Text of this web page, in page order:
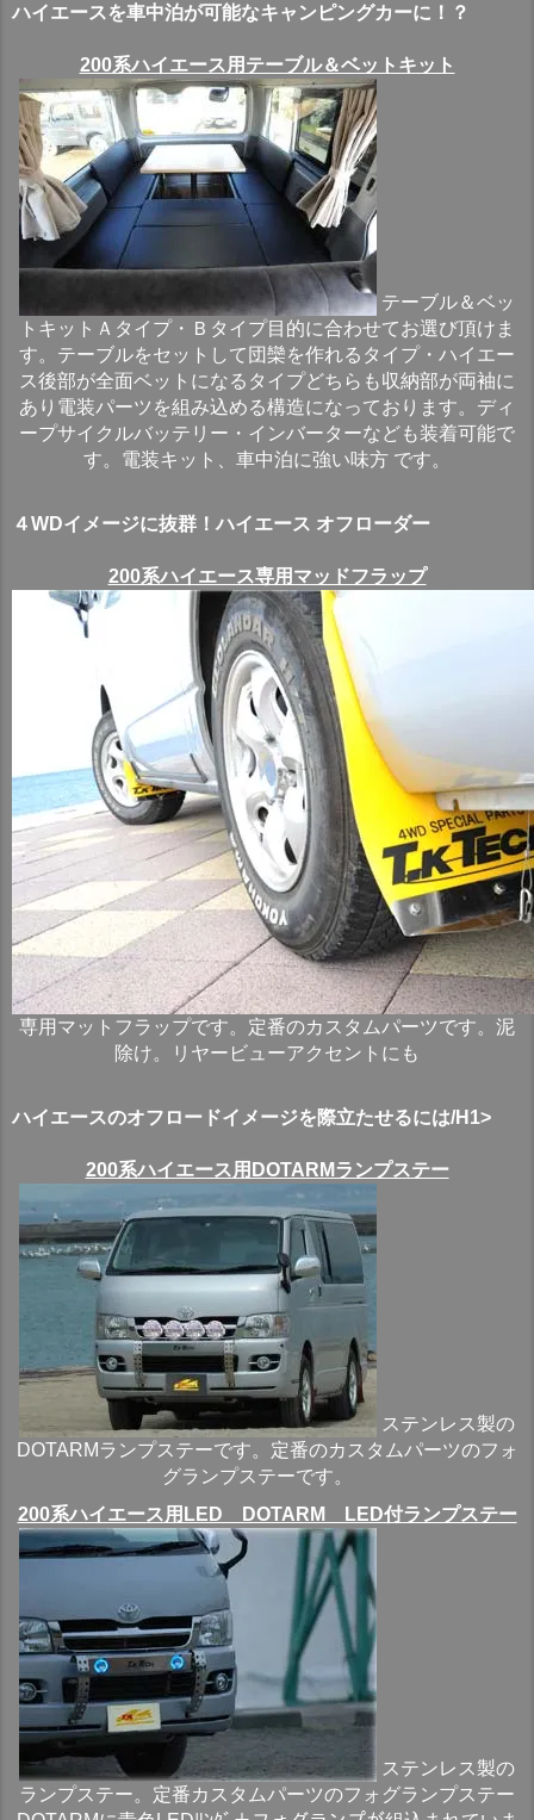
ハイエースを車中泊が可能なキャンピングカーに！？
200系ハイエース用テーブル＆ベットキット
テーブル＆ベッ
トキットＡタイプ・Ｂタイプ目的に合わせてお選び頂けま
す。テーブルをセットして団欒を作れるタイプ・ハイエー
ス後部が全面ベットになるタイプどちらも収納部が両袖に
あり電装パーツを組み込める構造になっております。ディ
ープサイクルバッテリー・インバーターなども装着可能で
す。電装キット、車中泊に強い味方 です。
４WDイメージに抜群！ハイエース オフローダー
200系ハイエース専用マッドフラップ
専用マットフラップです。定番のカスタムパーツです。泥
除け。リヤービューアクセントにも
ハイエースのオフロードイメージを際立たせるには/H1>
200系ハイエース用DOTARMランプステー
ステンレス製の
DOTARMランプステーです。定番のカスタムパーツのフォ
グランプステーです。
200系ハイエース用LED DOTARM LED付ランプステー
ステンレス製の
ランプステー。定番カスタムパーツのフォグランプステー